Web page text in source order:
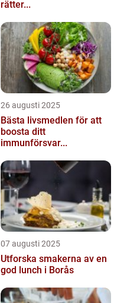
rätter...
26 augusti 2025
Bästa livsmedlen för att
boosta ditt
immunförsvar...
07 augusti 2025
Utforska smakerna av en
god lunch i Borås